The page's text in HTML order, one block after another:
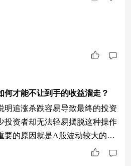
何才能不让到手的收益溜走？
明追涨杀跌容易导致最终的投资
投资者却无法轻易摆脱这种操作
要的原因就是A股波动较大的行
和美股的对比后发现，A股整体